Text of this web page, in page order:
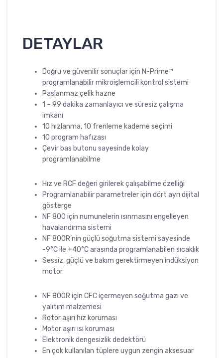
DETAYLAR
Doğru ve güvenilir sonuçlar için N-Prime™
programlanabilir mikroişlemcili kontrol sistemi
Paslanmaz çelik hazne
1 – 99 dakika zamanlayıcı ve süresiz çalışma
imkanı
10 hızlanma, 10 frenleme kademe seçimi
10 program hafızası
Çevir bas butonu sayesinde kolay
programlanabilme
Hız ve RCF değeri girilerek çalışabilme özelliği
Programlanabilir parametreler için dört ayrı dijital
gösterge
NF 800 için numunelerin ısınmasını engelleyen
havalandırma sistemi
NF 800R’nin güçlü soğutma sistemi sayesinde
-9°C ile +40°C arasında programlanabilen sıcaklık
Sessiz, güçlü ve bakım gerektirmeyen indüksiyon
motor
NF 800R için CFC içermeyen soğutma gazı ve
yalıtım malzemesi
Rotor aşırı hız koruması
Motor aşırı ısı koruması
Elektronik dengesizlik dedektörü
En çok kullanılan tüplere uygun zengin aksesuar